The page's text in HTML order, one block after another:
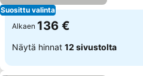
Suosittu valinta
Alkaen 136 €
Näytä hinnat 12 sivustolta